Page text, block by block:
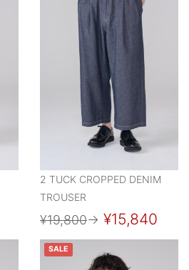
2 TUCK CROPPED DENIM
TROUSER
¥19,800→ ¥15,840
SALE